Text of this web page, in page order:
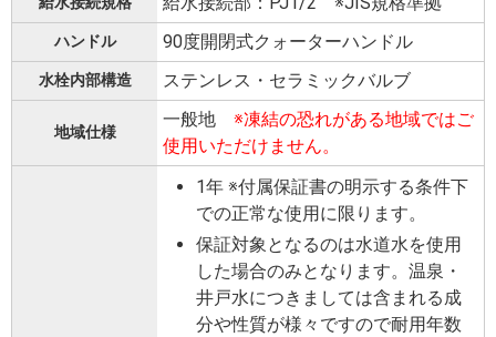
ハンドル 90度開閉式クォーターハンドル
水栓内部構造 ステンレス・セラミックバルブ
地域仕様
一般地 ※凍結の恐れがある地域ではご
使用いただけません。
1年 ※付属保証書の明示する条件下
での正常な使用に限ります。
保証対象となるのは水道水を使用
した場合のみとなります。温泉・
井戸水につきましては含まれる成
分や性質が様々ですので耐用年数